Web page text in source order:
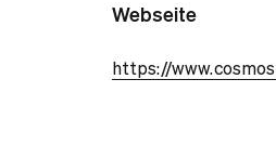
Webseite
https://